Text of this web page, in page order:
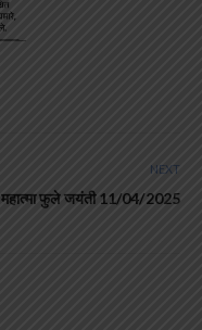
NEXT
महात्मा फुले जयंती 11/04/2025